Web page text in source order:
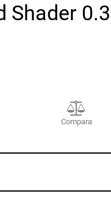
Shader
Compara